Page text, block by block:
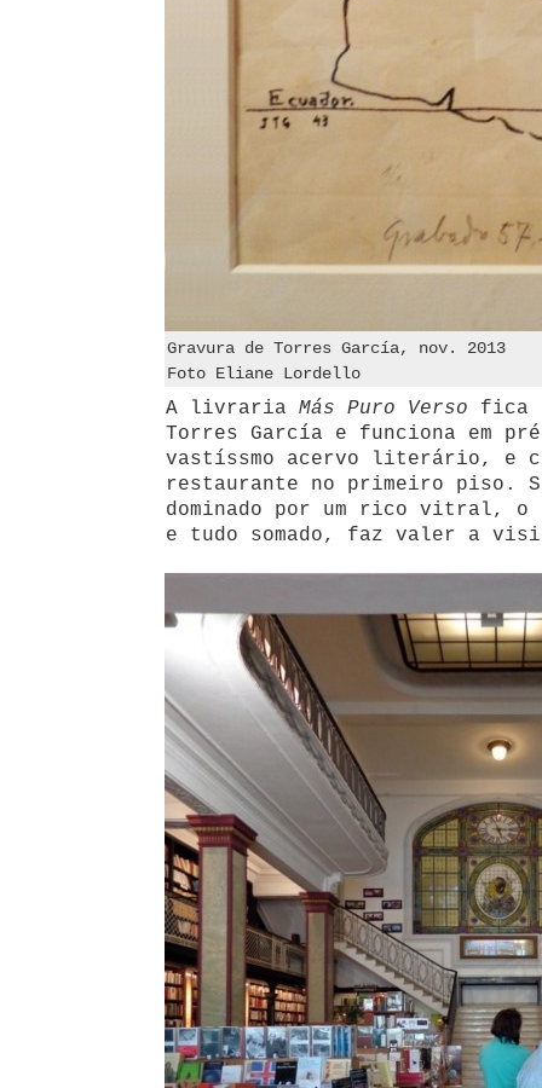
Gravura de Torres García, nov. 2013
Foto Eliane Lordello
A livraria Más Puro Verso fica
Torres García e funciona em
vastíssmo acervo literário, e
restaurante no primeiro piso.
dominado por um rico vitral, o
e tudo somado, faz valer a